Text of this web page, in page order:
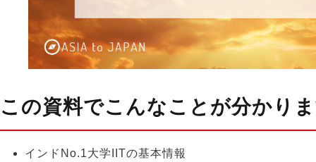
この資料でこんなことが分かり
インドNo.1大学IITの基本情報